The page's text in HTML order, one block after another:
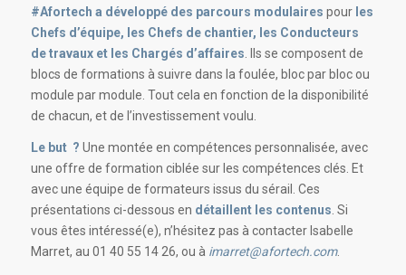
#Afortech a développé des parcours modulaires pour les
Chefs d’équipe, les Chefs de chantier, les Conducteurs
de travaux et les Chargés d’affaires . Ils se composent de
blocs de formations à suivre dans la foulée, bloc par bloc ou
module par module. Tout cela en fonction de la disponibilité
de chacun, et de l’investissement voulu.
Le but ? Une montée en compétences personnalisée, avec
une offre de formation ciblée sur les compétences clés. Et
avec une équipe de formateurs issus du sérail. Ces
présentations ci-dessous en détaillent les contenus . Si
vous êtes intéressé(e), n’hésitez pas à contacter Isabelle
Marret, au 01 40 55 14 26, ou à imarret@afortech.com.